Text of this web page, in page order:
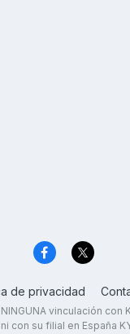
de privacidad
vinculación con
con su filial en España